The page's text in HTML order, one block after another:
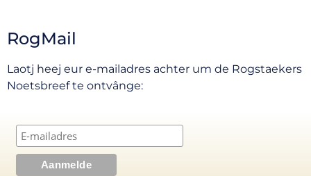
RogMail
Laotj heej eur e-mailadres achter um de Rogstaekers
Noetsbreef te ontvânge: